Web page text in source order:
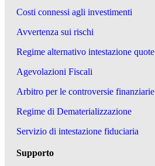
Costi connessi agli investimenti
Avvertenza sui rischi
Regime alternativo intestazione quote
Agevolazioni Fiscali
Arbitro per le controversie finanziarie
Regime di Dematerializzazione
Servizio di intestazione fiduciaria
Supporto